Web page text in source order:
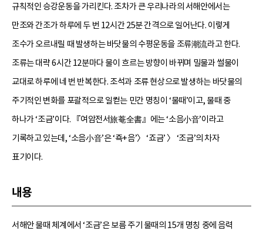
규칙적인 승강운동을 가리킨다. 조차가 큰 우리나라의 서해안에서는
만조와 간조가 하루에 두 번 12시간 25분 간격으로 일어난다. 이렇게
조수가 오르내릴 때 발생하는 바닷물의 수평운동을 조류潮流라고 한다.
조류는 대략 6시간 12분마다 물이 흐르는 방향이 바뀌며 밀물과 썰물이
교대로 하루에 네 번 반복한다. 조석과 조류 현상으로 발생하는 바닷물의
주기적인 변화를 포괄적으로 일컫는 민간 명칭이 ‘물때’이고, 물때 중
하나가 ‘조금’이다. 『여암전서旅菴全書』에는 ‘소음小音’이라고
기록하고 있는데, ‘소음小音’은 ‘죡+음’〉 ‘죠금’ 〉 ‘조금’의 차자
표기이다.
내용
서해안 물때 체계에서 ‘조금’은 보름 주기 물때의 15개 명칭 중에 음력